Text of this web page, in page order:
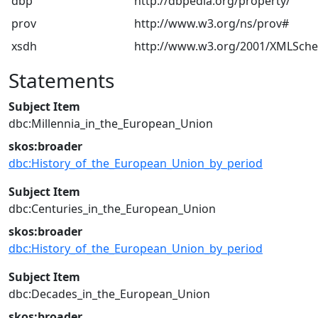
prov
http://www.w3.org/ns/prov#
xsdh
http://www.w3.org/2001/
Statements
Subject Item
dbc:Millennia_in_the_European_Union
skos:broader
dbc:History_of_the_European_Union_by_period
Subject Item
dbc:Centuries_in_the_European_Union
skos:broader
dbc:History_of_the_European_Union_by_period
Subject Item
dbc:Decades_in_the_European_Union